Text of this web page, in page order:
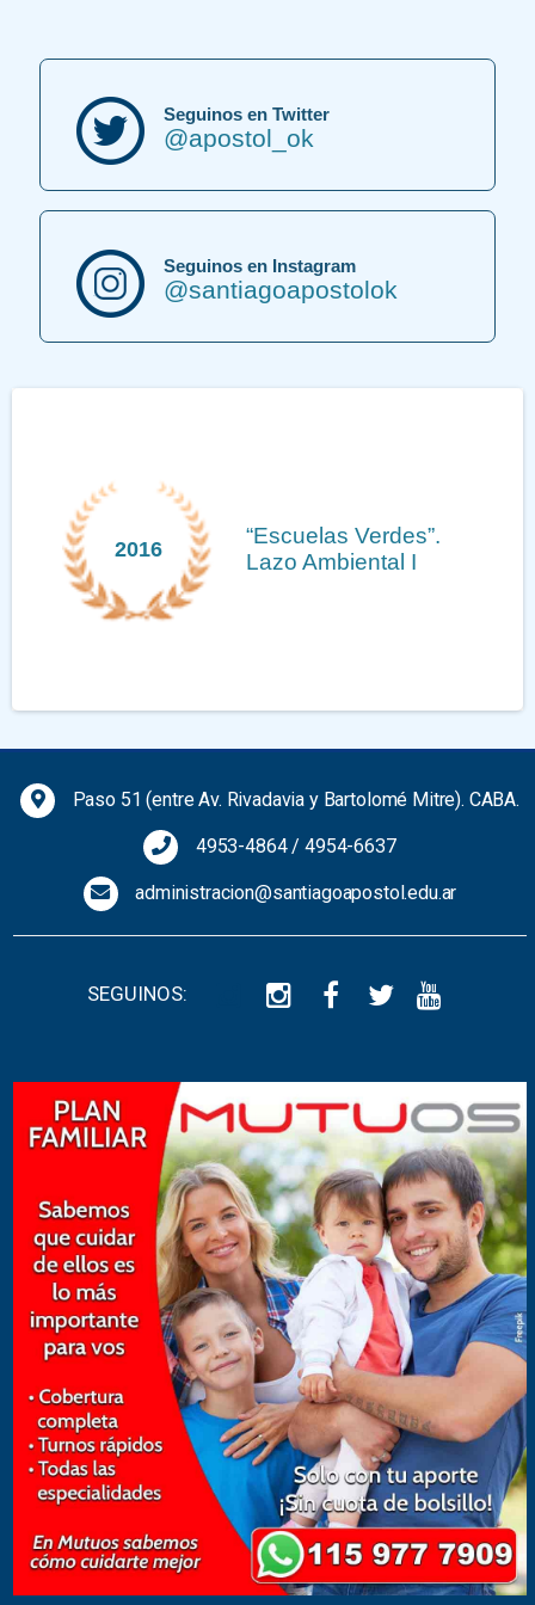
Seguinos en Twitter
@apostol_ok
Seguinos en Instagram
@santiagoapostolok
2013
Medalla Mayor de la
Hispanidad
Paso 51 (entre Av. Rivadavia y Bartolomé Mitre). CABA.
4953-4864/4954-6637
administracion@santiagoapostol.edu.ar
SEGUINOS: